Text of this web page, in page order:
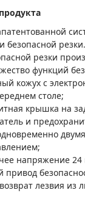
безопасной резки.
резки
функций
кожух с
столе;
крышка на
и
напряжение 24
привод
лезвия из